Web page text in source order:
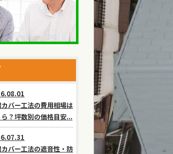
バー工法の費用相場は
ら？坪数別の価格目安...
バー工法の遮音性・防